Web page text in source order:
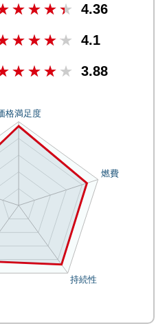
4.36
4.1
3.88